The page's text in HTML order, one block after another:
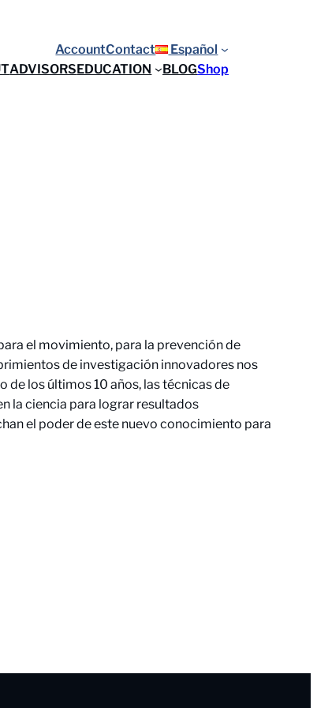
AccountContact
Español
ADVISORSEDUCATION BLOGShop
el movimiento, para la prevención de
de investigación innovadores nos
los últimos 10 años, las técnicas de
la ciencia para lograr resultados
el poder de este nuevo conocimiento para